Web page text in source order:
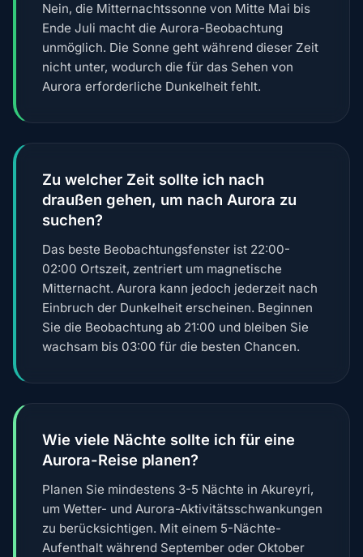
Nein, die Mitternachtssonne von Mitte Mai bis
Ende Juli macht die Aurora-Beobachtung
unmöglich. Die Sonne geht während dieser Zeit
nicht unter, wodurch die für das Sehen von
Aurora erforderliche Dunkelheit fehlt.
Zu welcher Zeit sollte ich nach
draußen gehen, um nach Aurora zu
suchen?
Das beste Beobachtungsfenster ist 22:00-
02:00 Ortszeit, zentriert um magnetische
Mitternacht. Aurora kann jedoch jederzeit nach
Einbruch der Dunkelheit erscheinen. Beginnen
Sie die Beobachtung ab 21:00 und bleiben Sie
wachsam bis 03:00 für die besten Chancen.
Wie viele Nächte sollte ich für eine
Aurora-Reise planen?
Planen Sie mindestens 3-5 Nächte in Akureyri,
um Wetter- und Aurora-Aktivitätsschwankungen
zu berücksichtigen. Mit einem 5-Nächte-
Aufenthalt während September oder Oktober